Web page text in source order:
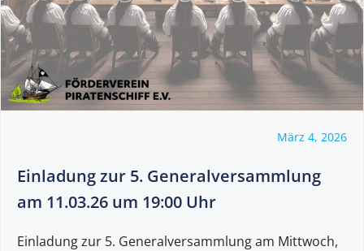
März 4, 2026
Einladung zur 5. Generalversammlung
am 11.03.26 um 19:00 Uhr
Einladung zur 5. Generalversammlung am Mittwoch,